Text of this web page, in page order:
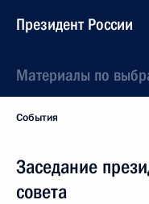
Президент России
Материалы по
События
Заседание
совета